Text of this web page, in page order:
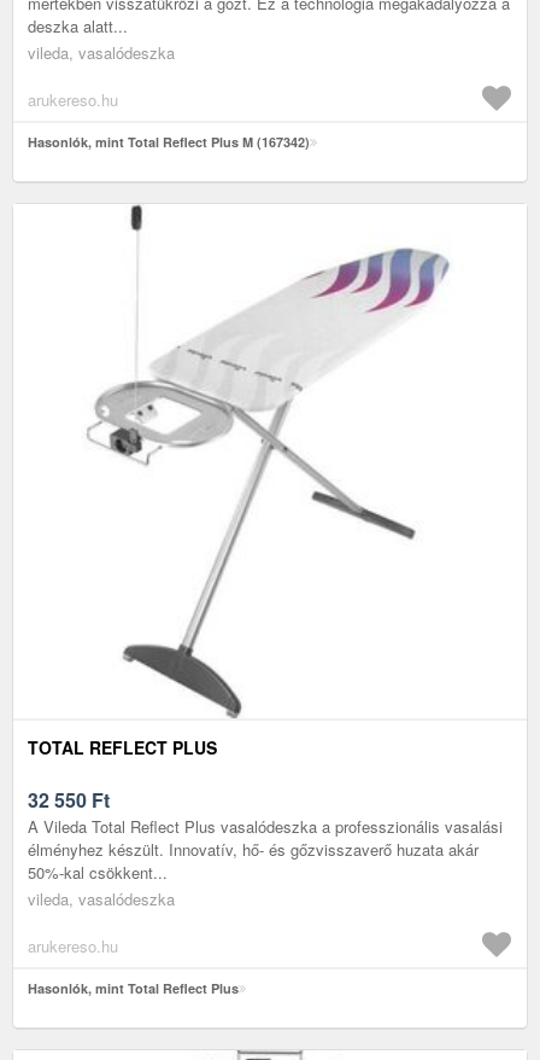
deszka alatt...
vileda, vasalódeszka
arukereso.hu
Hasonlók, mint Total Reflect Plus M (167342)
TOTAL REFLECT PLUS
32 550 Ft
A Vileda Total Reflect Plus vasalódeszka a professzionális vasalási
élményhez készült. Innovatív, hő- és gőzvisszaverő huzata akár
50%-kal csökkent...
vileda, vasalódeszka
arukereso.hu
Hasonlók, mint Total Reflect Plus